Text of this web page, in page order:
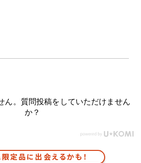
ん。質問投稿をしていただけません
か？
定品に出会えるかも！